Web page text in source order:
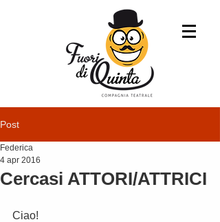
Post
Cercasi ATTORI/ATTRICI
Federica
4 apr 2016
Ciao!